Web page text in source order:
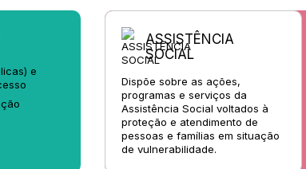
e
ASSISTÊNCIA
SOCIAL
Dispõe sobre as ações,
programas e serviços da
Assistência Social voltados à
proteção e atendimento de
pessoas e famílias em situação
de vulnerabilidade.